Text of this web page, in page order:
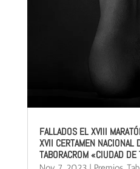
FALLADOS EL XVIII
XVII CERTAMEN NACIONAL
TABORACROM «CIUDAD